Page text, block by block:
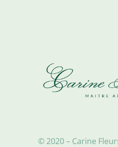
© 2020 – Carine